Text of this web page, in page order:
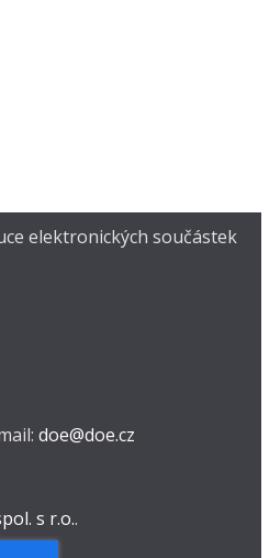
elektronických součástek
doe@doe.cz
s r.o..